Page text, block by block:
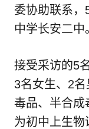
委协助联系，
中学长安二中
接受采访的5
3名女生、2
毒品、半合成
为初中上生物